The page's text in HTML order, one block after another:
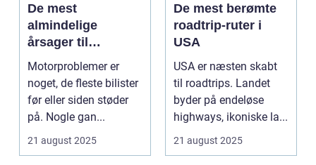
De mest
almindelige
årsager til
motorproblemer
Motorproblemer er
noget, de fleste bilister
før eller siden støder
på. Nogle gan...
21 august 2025
De mest berømte
roadtrip-ruter i
USA
USA er næsten skabt
til roadtrips. Landet
byder på endeløse
highways, ikoniske la...
21 august 2025